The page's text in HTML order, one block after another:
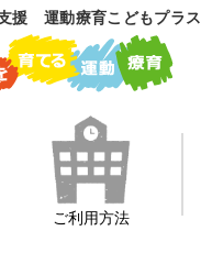
援 運動療育こどもプラ
ご利用方法